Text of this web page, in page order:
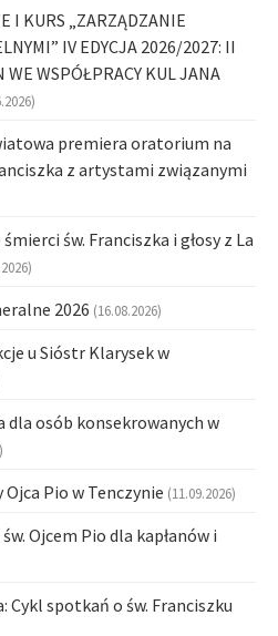
I KURS „ZARZĄDZANIE
IV EDYCJA 2026/2027: II
WE WSPÓŁPRACY KUL JANA
premiera oratorium na
z artystami związanymi
św. Franciszka i głosy z La
2026 (16.08.2026)
u Sióstr Klarysek w
dla osób konsekrowanych w
Pio w Tenczynie (11.09.2026)
Ojcem Pio dla kapłanów i
Cykl spotkań o św. Franciszku